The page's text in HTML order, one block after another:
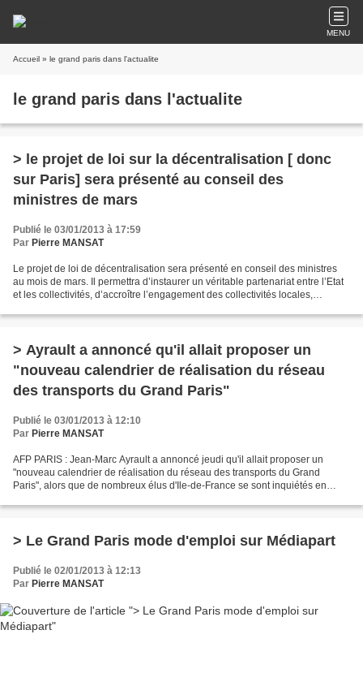
MENU
Accueil » le grand paris dans l'actualite
le grand paris dans l'actualite
> le projet de loi sur la décentralisation [ donc
sur Paris] sera présenté au conseil des
ministres de mars
Publié le 03/01/2013 à 17:59
Par Pierre MANSAT
Le projet de loi de décentralisation sera présenté en conseil des ministres
au mois de mars. Il permettra d’instaurer un véritable partenariat entre l’Etat
et les collectivités, d’accroître l’engagement des collectivités locales,
> Ayrault a annoncé qu'il allait proposer un
"nouveau calendrier de réalisation du réseau
des transports du Grand Paris"
Publié le 03/01/2013 à 12:10
Par Pierre MANSAT
AFP PARIS : Jean-Marc Ayrault a annoncé jeudi qu'il allait proposer un
"nouveau calendrier de réalisation du réseau des transports du Grand
Paris", alors que de nombreux élus d'Ile-de-France se sont inquiétés en
> Le Grand Paris mode d'emploi sur Médiapart
Publié le 02/01/2013 à 12:13
Par Pierre MANSAT